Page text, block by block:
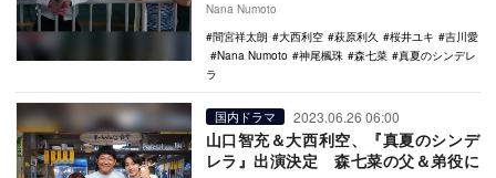
珠）に宣言。匠…
Nana Numoto
間宮祥太朗
大西利空 萩原利久 桜井ユキ
吉川愛
Nana Numoto
神尾楓珠 森七菜
真夏のシンデレ
ラ
国内ドラマ 2023.06.26 06:00
山口智充＆大西利空、『真夏のシンデ
レラ』出演決定 森七菜の父＆弟役に